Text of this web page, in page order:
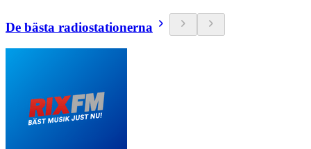
De bästa radiostationerna